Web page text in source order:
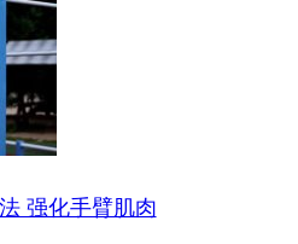
强化手臂肌肉